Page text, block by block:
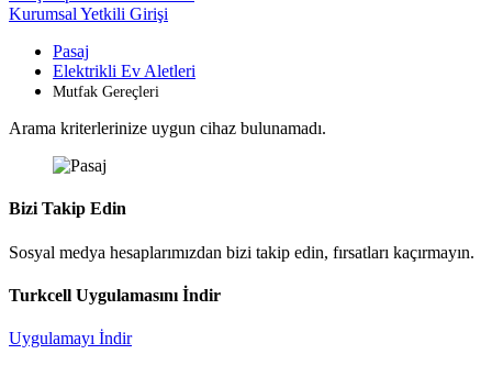
Kurumsal Yetkili Girişi
Pasaj
Elektrikli Ev Aletleri
Mutfak Gereçleri
Arama kriterlerinize uygun cihaz bulunamadı.
Bizi Takip Edin
Sosyal medya hesaplarımızdan bizi takip edin, fırsatları kaçırmayın.
Turkcell Uygulamasını İndir
Uygulamayı İndir